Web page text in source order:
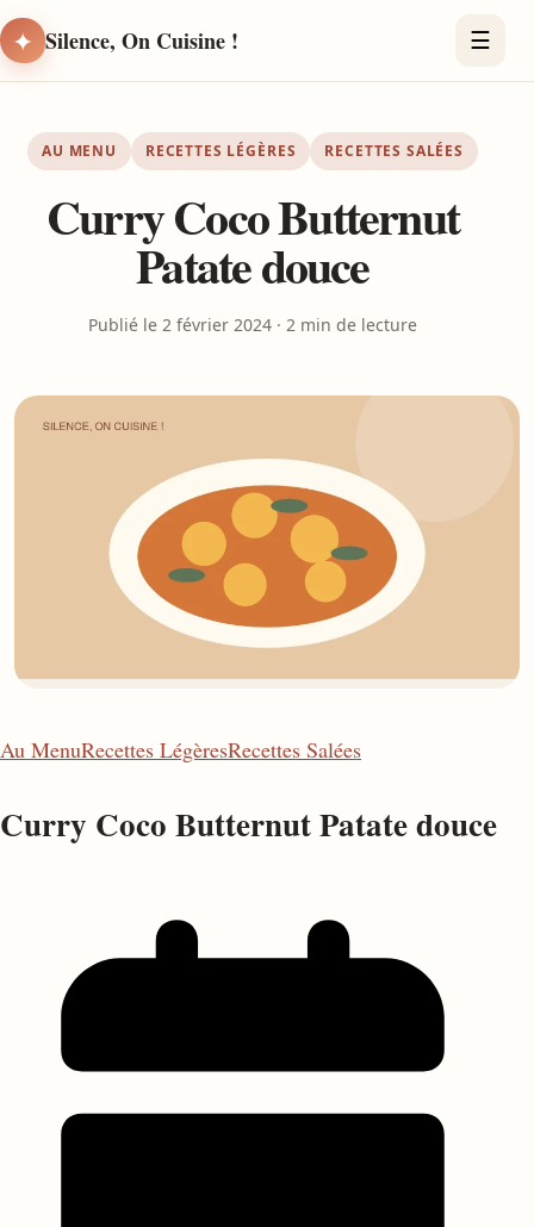
✦ Silence, On Cuisine ! ☰
AU MENU RECETTES LÉGÈRES RECETTES SALÉES
Curry Coco Butternut
Patate douce
Publié le 2 février 2024 · 2 min de lecture
Au MenuRecettes LégèresRecettes Salées
Curry Coco Butternut Patate douce